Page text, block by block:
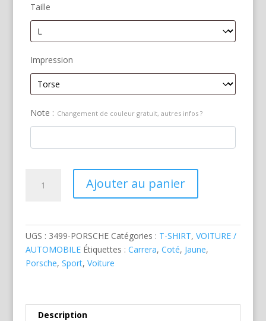
Taille
Impression
Note : Changement de couleur gratuit, autres infos ?
Ajouter au panier
UGS : 3499-PORSCHE Catégories : T-SHIRT, VOITURE /
AUTOMOBILE Étiquettes : Carrera, Coté, Jaune,
Porsche, Sport, Voiture
Description